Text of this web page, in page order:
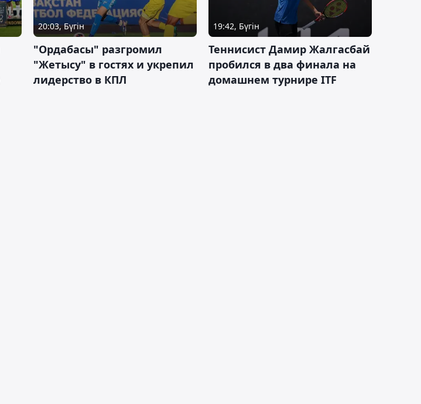
20:03, Бүгін
"Ордабасы" разгромил
"Жетысу" в гостях и укрепил
лидерство в КПЛ
19:42, Бүгін
Теннисист Дамир Жалгасбай
пробился в два финала на
домашнем турнире ITF